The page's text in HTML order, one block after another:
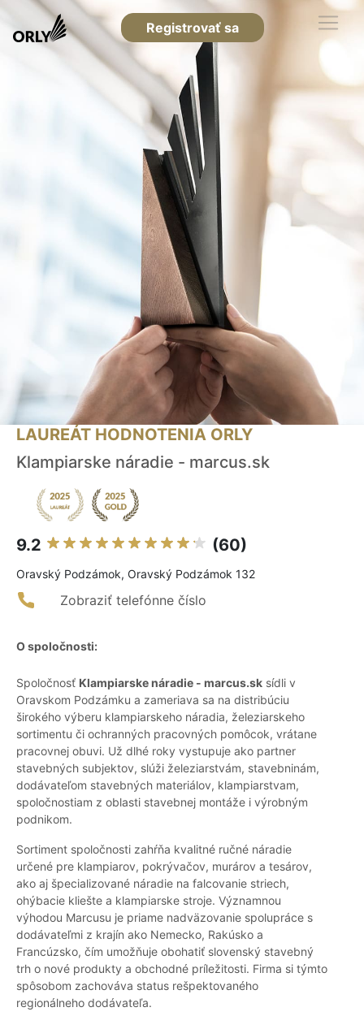
Registrovať sa
LAUREÁT HODNOTENIA ORLY
Klampiarske náradie - marcus.sk
9.2 (60)
Oravský Podzámok, Oravský Podzámok 132
Zobraziť telefónne číslo
O spoločnosti:
Spoločnosť Klampiarske náradie - marcus.sk sídli v
Oravskom Podzámku a zameriava sa na distribúciu
širokého výberu klampiarskeho náradia, železiarskeho
sortimentu či ochranných pracovných pomôcok, vrátane
pracovnej obuvi. Už dlhé roky vystupuje ako partner
stavebných subjektov, slúži železiarstvám, stavebninám,
dodávateľom stavebných materiálov, klampiarstvam,
spoločnostiam z oblasti stavebnej montáže i výrobným
podnikom.
Sortiment spoločnosti zahŕňa kvalitné ručné náradie
určené pre klampiarov, pokrývačov, murárov a tesárov,
ako aj špecializované náradie na falcovanie striech,
ohýbacie kliešte a klampiarske stroje. Významnou
výhodou Marcusu je priame nadväzovanie spolupráce s
dodávateľmi z krajín ako Nemecko, Rakúsko a
Francúzsko, čím umožňuje obohatiť slovenský stavebný
trh o nové produkty a obchodné príležitosti. Firma si týmto
spôsobom zachováva status rešpektovaného
regionálneho dodávateľa.